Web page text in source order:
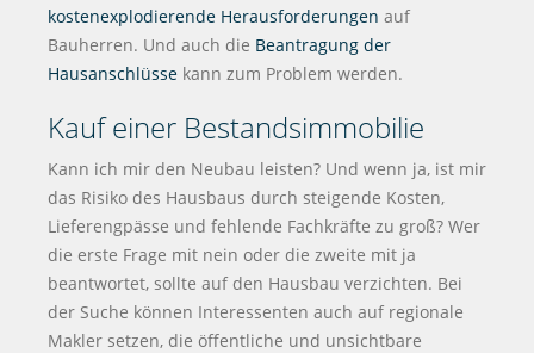
kostenexplodierende Herausforderungen auf
Bauherren. Und auch die Beantragung der
Hausanschlüsse kann zum Problem werden.
Kauf einer Bestandsimmobilie
Kann ich mir den Neubau leisten? Und wenn ja, ist mir
das Risiko des Hausbaus durch steigende Kosten,
Lieferengpässe und fehlende Fachkräfte zu groß? Wer
die erste Frage mit nein oder die zweite mit ja
beantwortet, sollte auf den Hausbau verzichten. Bei
der Suche können Interessenten auch auf regionale
Makler setzen, die öffentliche und unsichtbare